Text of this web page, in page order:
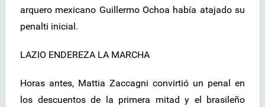
arquero mexicano Guillermo Ochoa había atajado su
penalti inicial.
LAZIO ENDEREZA LA MARCHA
Horas antes, Mattia Zaccagni convirtió un penal en
los descuentos de la primera mitad y el brasileño